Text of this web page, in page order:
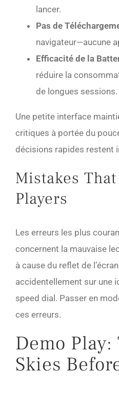
lancer.
Pas de
navigateur—aucune
Efficacité de la
réduire la
de longues sessions.
Une petite interface
critiques à portée du
décisions rapides restent
Mistakes
Players
Les erreurs les plus
concernent la mauvaise
à cause du reflet de
accidentellement sur une
speed dial. Passer en
ces erreurs.
Demo Play:
Skies